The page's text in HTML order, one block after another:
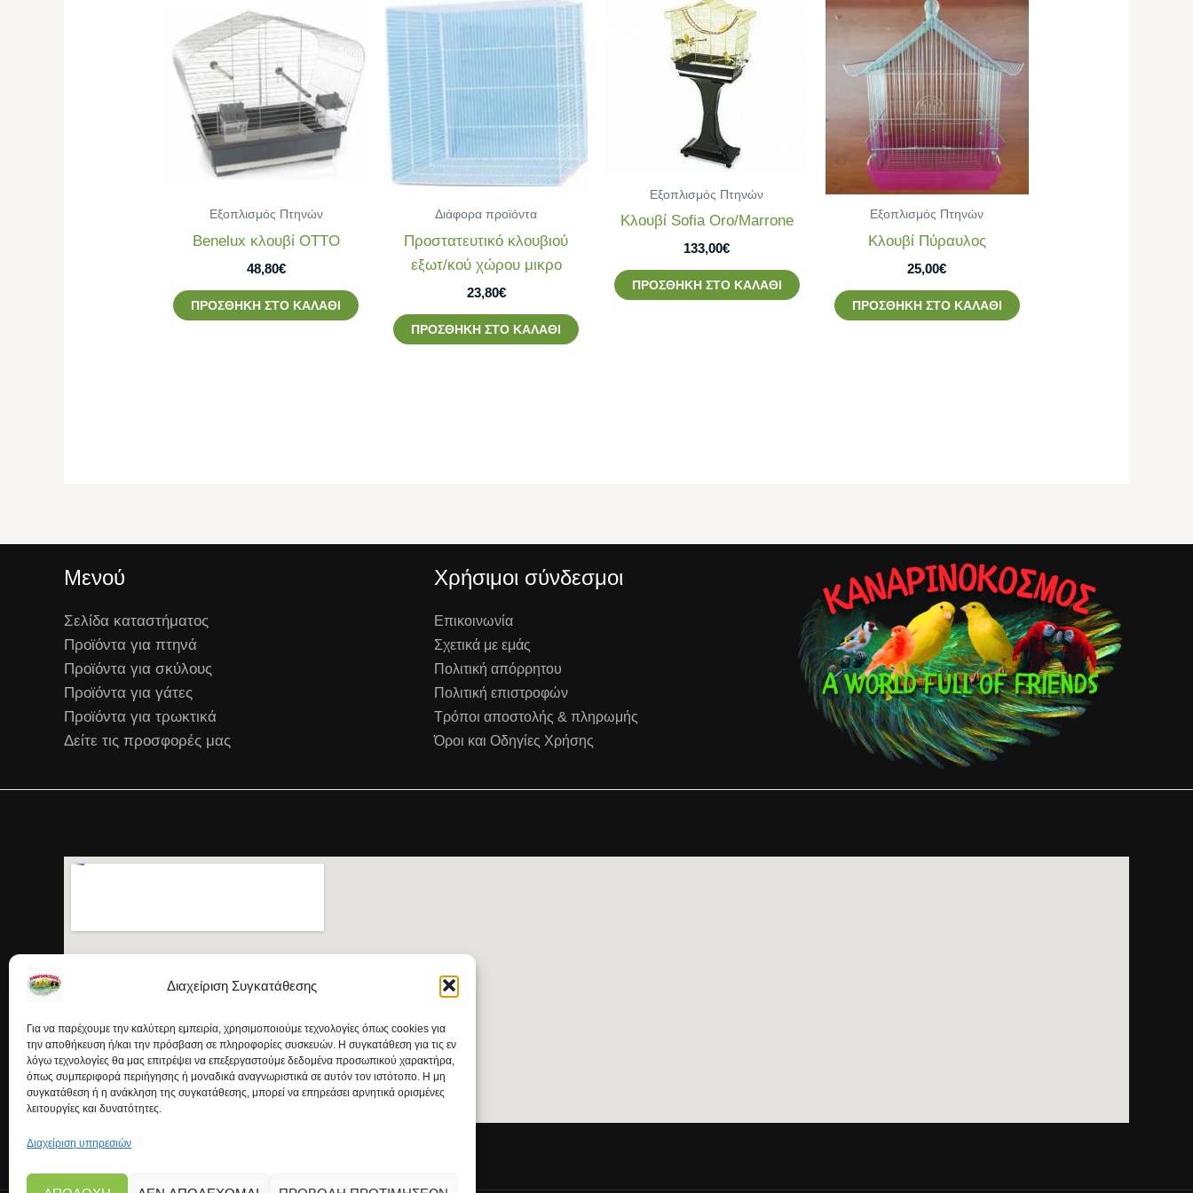
Διαχείριση Συγκατάθεσης
Για να παρέχουμε την καλύτερη εμπειρία, χρησιμοποιούμε τεχνολογίες όπως cookies για
την αποθήκευση ή/και την πρόσβαση σε πληροφορίες συσκευών. Η συγκατάθεση για τις εν
λόγω τεχνολογίες θα μας επιτρέψει να επεξεργαστούμε δεδομένα προσωπικού χαρακτήρα,
όπως συμπεριφορά περιήγησης ή μοναδικά αναγνωριστικά σε αυτόν τον ιστότοπο. Η μη
συγκατάθεση ή η ανάκληση της συγκατάθεσης, μπορεί να επηρεάσει αρνητικά ορισμένες
λειτουργίες και δυνατότητες.
Διαχείριση υπηρεσιών
Εξοπλισμός Πτηνών
Benelux κλουβί OTTO
48,80€
ΠΡΟΣΘΉΚΗ ΣΤΟ ΚΑΛΆΘΙ
Διάφορα προϊόντα
Προστατευτικό κλουβιού
εξωτ/κού χώρου μικρο
23,80€
ΠΡΟΣΘΉΚΗ ΣΤΟ ΚΑΛΆΘΙ
Εξοπλισμός Πτηνών
Κλουβί Sofia Oro/Marrone
133,00€
ΠΡΟΣΘΉΚΗ ΣΤΟ ΚΑΛΆΘΙ
Εξοπλισμός Πτηνών
Κλουβί Πύραυλος
25,00€
ΠΡΟΣΘΉΚΗ ΣΤΟ ΚΑΛΆΘΙ
Μενού
Σελίδα καταστήματος
Προϊόντα για πτηνά
Προϊόντα για σκύλους
Προϊόντα για γάτες
Προϊόντα για τρωκτικά
Δείτε τις προσφορές μας
Χρήσιμοι σύνδεσμοι
Επικοινωνία
Σχετικά με εμάς
Πολιτική απόρρητου
Πολιτική επιστροφών
Τρόποι αποστολής & πληρωμής
Όροι και Οδηγίες Χρήσης